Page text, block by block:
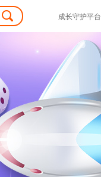
成长守护平台